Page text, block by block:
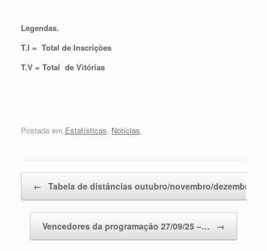
Legendas.
T.I = Total de Inscrições
T.V = Total de Vitórias
Postada em Estatísticas, Notícias.
← Tabela de distâncias outubro/novembro/dezembro 25
Vencedores da programação 27/09/25 –… →